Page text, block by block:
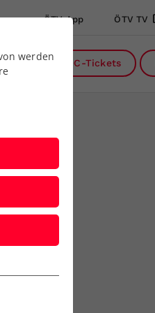
ÖTV App ÖTV TV
DC-Tickets
werden